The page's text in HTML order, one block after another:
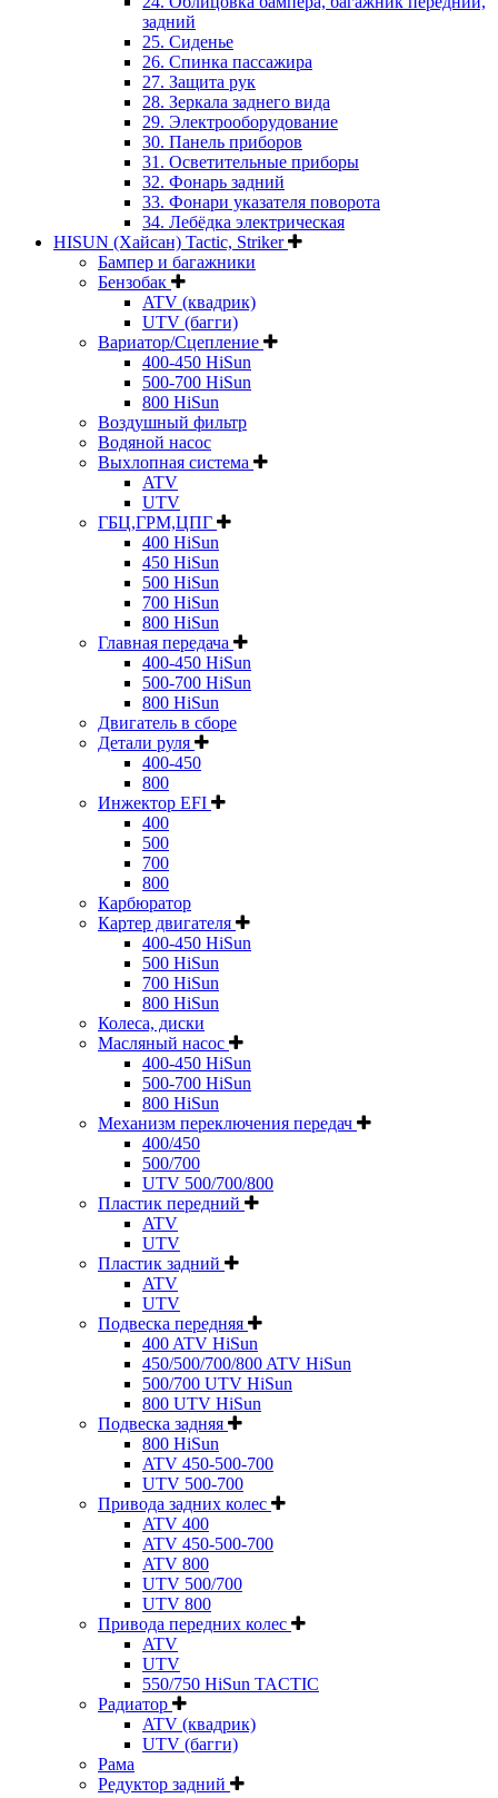
задний
25. Сиденье
26. Спинка пассажира
27. Защита рук
28. Зеркала заднего вида
29. Электрооборудование
30. Панель приборов
31. Oсветительные приборы
32. Фонарь задний
33. Фонари указателя поворота
34. Лебёдка электрическая
HISUN (Хайсан) Tactic, Striker
Бампер и багажники
Бензобак
ATV (квадрик)
UTV (багги)
Вариатор/Сцепление
400-450 HiSun
500-700 HiSun
800 HiSun
Воздушный фильтр
Водяной насос
Выхлопная система
ATV
UTV
ГБЦ,ГРМ,ЦПГ
400 HiSun
450 HiSun
500 HiSun
700 HiSun
800 HiSun
Главная передача
400-450 HiSun
500-700 HiSun
800 HiSun
Двигатель в сборе
Детали руля
400-450
800
Инжектор EFI
400
500
700
800
Карбюратор
Картер двигателя
400-450 HiSun
500 HiSun
700 HiSun
800 HiSun
Колeса, диски
Масляный насос
400-450 HiSun
500-700 HiSun
800 HiSun
Механизм переключения передач
400/450
500/700
UTV 500/700/800
Пластик передний
ATV
UTV
Пластик задний
ATV
UTV
Подвеска передняя
400 ATV HiSun
450/500/700/800 ATV HiSun
500/700 UTV HiSun
800 UTV HiSun
Подвеска задняя
800 HiSun
ATV 450-500-700
UTV 500-700
Привода задних колес
ATV 400
ATV 450-500-700
ATV 800
UTV 500/700
UTV 800
Привода передних колес
ATV
UTV
550/750 HiSun TACTIC
Радиатор
ATV (квадрик)
UTV (багги)
Рама
Редуктор задний